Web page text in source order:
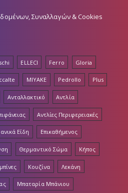
Συναλλαγών & Cookies
ELLECI Ferro Gloria
MIYAKE Pedrollo Plus
Ανταλλακτικό Αντλία
Αντλίες Περιφερειακές
Είδη Επικαθήμενος
Θερμαντικό Σώμα Κήπος
Κουζίνα Λεκάνη
Μπαταρία Μπάνιου